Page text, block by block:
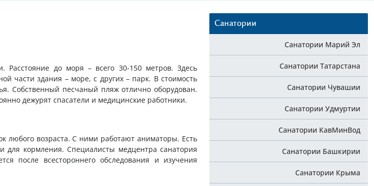
Расстояние до моря – всего 30-150 метров. Здесь
части здания – море, с других – парк. В стоимость
Собственный песчаный пляж отлично оборудован.
дежурят спасатели и медицинские работники.
любого возраста. С ними работают аниматоры. Есть
для кормления. Специалисты медцентра санатория
после всестороннего обследования и изучения
Санатории
Санатории Марий Эл
Санатории Татарстана
Санатории Чувашии
Санатории Удмуртии
Санатории КавМинВод
Санатории Башкирии
Санатории Крыма